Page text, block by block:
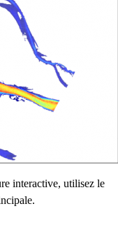
interactive, utilisez le